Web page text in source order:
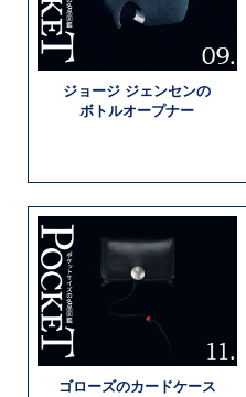
ジョージ ジェンセンの
ボトルオープナー
ゴローズのカードケース